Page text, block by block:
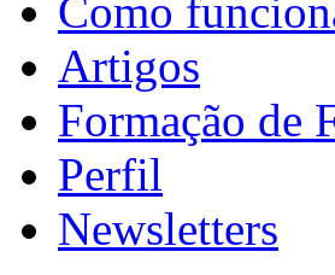
Como
Artigos
Formação de
Perfil
Newsletters